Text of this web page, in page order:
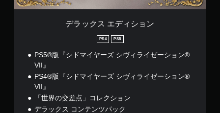
デラックス エディション
PS4 PS5
PS5®版『シドマイヤーズ シヴィライゼーション®
VII』
PS4®版『シドマイヤーズ シヴィライゼーション®
VII』
「世界の交差点」コレクション
デラックス コンテンツパック